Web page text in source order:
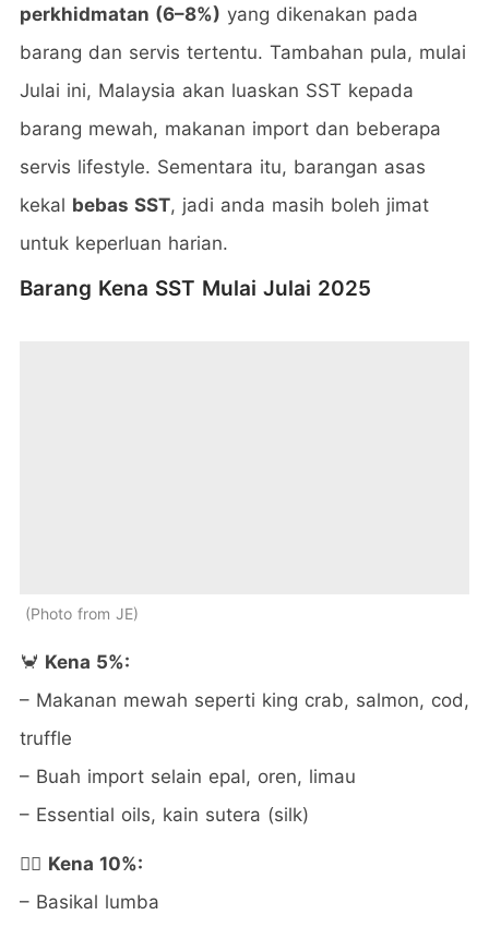
perkhidmatan (6–8%) yang dikenakan pada
barang dan servis tertentu. Tambahan pula, mulai
Julai ini, Malaysia akan luaskan SST kepada
barang mewah, makanan import dan beberapa
servis lifestyle. Sementara itu, barangan asas
kekal bebas SST, jadi anda masih boleh jimat
untuk keperluan harian.
Barang Kena SST Mulai Julai 2025
Photo from JE
🦀 Kena 5%:
– Makanan mewah seperti king crab, salmon, cod,
truffle
– Buah import selain epal, oren, limau
– Essential oils, kain sutera (silk)
🚴‍♂️ Kena 10%:
– Basikal lumba